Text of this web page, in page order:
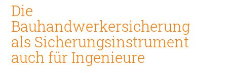
Kein Ding ohne ING.
Ingenieurkammer-Bau NRW
Willkommen bei der Kammer
Aufgaben
Die
Bauhandwerkersicherung
als Sicherungsinstrument
auch für Ingenieure